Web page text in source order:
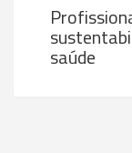
saúde